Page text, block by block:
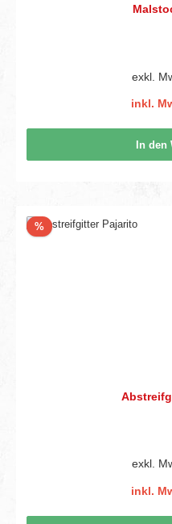
exkl.
inkl.
In den
%Rabatt
exkl.
inkl.